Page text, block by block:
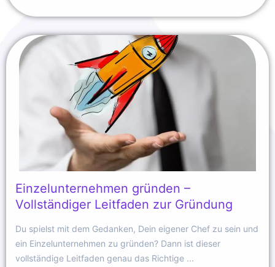
Einzelunternehmen gründen –
Vollständiger Leitfaden zur Gründung
Du spielst mit dem Gedanken, Dein eigener Chef zu sein und
ein Einzelunternehmen zu gründen? Dann ist dieser
vollständige Leitfaden genau das Richtige ...